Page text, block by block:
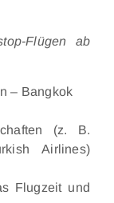
Flügen ab
– Bangkok
(z. B.
Airlines)
Flugzeit und